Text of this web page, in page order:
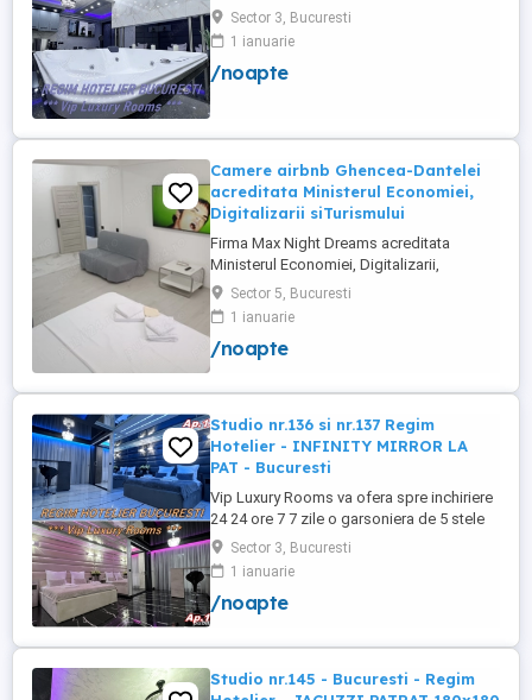
ROOMS de 5 stele Luxoasa cu un desing
unic si deosebit in Sector 3 Bucuresti .
APARTAMENTUL se alfa in Complex
Rezidential Nou . Acces Bariera
Sector 3, Bucuresti
1 ianuarie
/noapte
Camere airbnb Ghencea-Dantelei
acreditata Ministerul Economiei,
Digitalizarii siTurismului
Firma Max Night Dreams acreditata
Ministerul Economiei, Digitalizarii,
Antreprenoriatului si Turismului închiriază
in regim hotelier in zona Drumul Taberei -
Ghencea diferite tipuri de camere Camera
single cu o suprafață totală de 16mp
cu o suprafață totală de ...
Sector 5, Bucuresti
1 ianuarie
/noapte
Studio nr.136 si nr.137 Regim
Hotelier - INFINITY MIRROR LA
PAT - Bucuresti
Vip Luxury Rooms va ofera spre inchiriere
24 24 ore 7 7 zile o garsoniera de 5 stele
Luxoase cu un desing unic si deosebit in
Sector 3 Bucuresti . Garsoniera se alfa in
Complex Rezidential Nou . Acces Bariera
Monitorizare Video in Complex ( de la
PRIVAT in complex ...
Sector 3, Bucuresti
1 ianuarie
/noapte
Studio nr.145 - Bucuresti - Regim